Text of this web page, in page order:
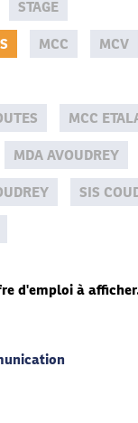
STAGE
MCC MCV
MCC
MDA AVOUDREY
SIS
d'emploi à